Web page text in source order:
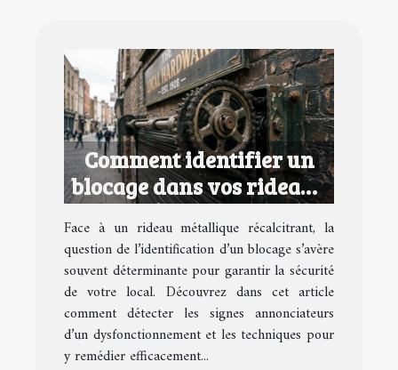
Comment identifier un
blocage dans vos rideaux
métalliques ?
Face à un rideau métallique récalcitrant, la
question de l’identification d’un blocage s’avère
souvent déterminante pour garantir la sécurité
de votre local. Découvrez dans cet article
comment détecter les signes annonciateurs
d’un dysfonctionnement et les techniques pour
y remédier efficacement...